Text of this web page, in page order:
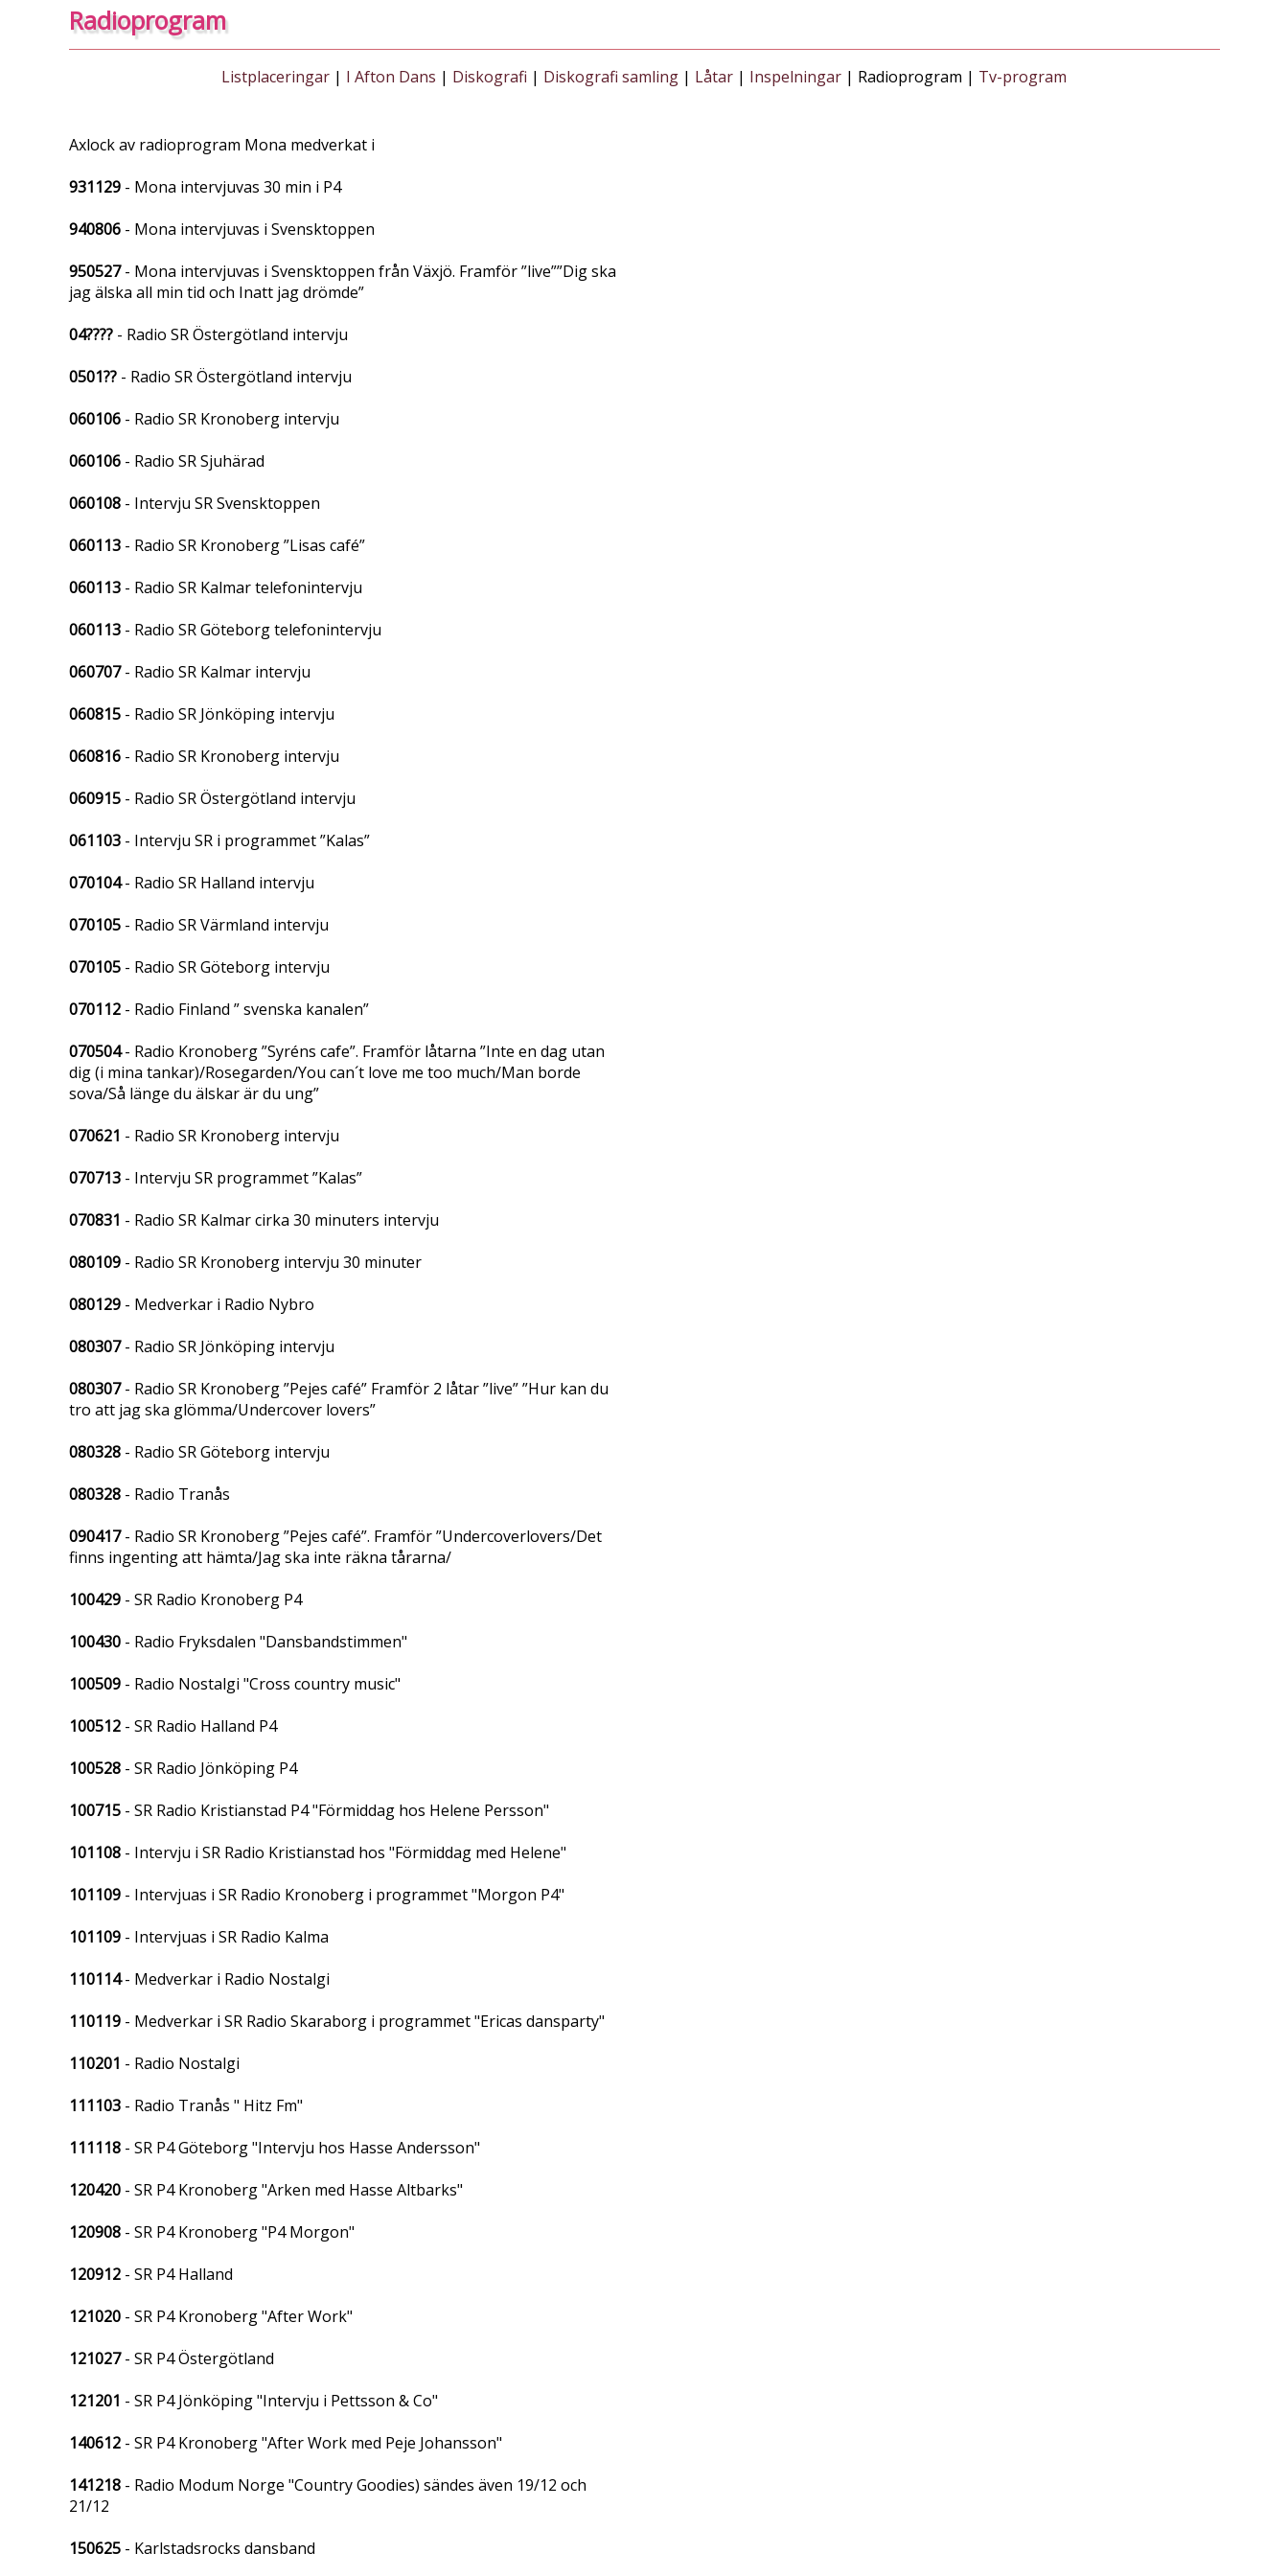
Radioprogram
Listplaceringar | I Afton Dans | Diskografi | Diskografi samling | Låtar | Inspelningar | Radioprogram | Tv-program
Axlock av radioprogram Mona medverkat i
931129- Mona intervjuvas 30 min i P4
940806- Mona intervjuvas i Svensktoppen
950527- Mona intervjuvas i Svensktoppen från Växjö. Framför ”live””Dig ska
jag älska all min tid och Inatt jag drömde”
04????- Radio SR Östergötland intervju
0501??- Radio SR Östergötland intervju
060106- Radio SR Kronoberg intervju
060106- Radio SR Sjuhärad
060108- Intervju SR Svensktoppen
060113- Radio SR Kronoberg ”Lisas café”
060113- Radio SR Kalmar telefonintervju
060113- Radio SR Göteborg telefonintervju
060707- Radio SR Kalmar intervju
060815- Radio SR Jönköping intervju
060816- Radio SR Kronoberg intervju
060915- Radio SR Östergötland intervju
061103- Intervju SR i programmet ”Kalas”
070104- Radio SR Halland intervju
070105- Radio SR Värmland intervju
070105- Radio SR Göteborg intervju
070112- Radio Finland ” svenska kanalen”
070504- Radio Kronoberg ”Syréns cafe”. Framför låtarna ”Inte en dag utan
dig (i mina tankar)/Rosegarden/You can´t love me too much/Man borde
sova/Så länge du älskar är du ung”
070621 - Radio SR Kronoberg intervju
070713- Intervju SR programmet ”Kalas”
070831 - Radio SR Kalmar cirka 30 minuters intervju
080109- Radio SR Kronoberg intervju 30 minuter
080129- Medverkar i Radio Nybro
080307- Radio SR Jönköping intervju
080307- Radio SR Kronoberg ”Pejes café” Framför 2 låtar ”live” ”Hur kan du
tro att jag ska glömma/Undercover lovers”
080328- Radio SR Göteborg intervju
080328- Radio Tranås
090417- Radio SR Kronoberg ”Pejes café”. Framför ”Undercoverlovers/Det
finns ingenting att hämta/Jag ska inte räkna tårarna/
100429- SR Radio Kronoberg P4
100430- Radio Fryksdalen "Dansbandstimmen"
100509- Radio Nostalgi "Cross country music"
100512- SR Radio Halland P4
100528- SR Radio Jönköping P4
100715- SR Radio Kristianstad P4 "Förmiddag hos Helene Persson"
101108- Intervju i SR Radio Kristianstad hos "Förmiddag med Helene"
101109- Intervjuas i SR Radio Kronoberg i programmet "Morgon P4"
101109- Intervjuas i SR Radio Kalma
110114- Medverkar i Radio Nostalgi
110119- Medverkar i SR Radio Skaraborg i programmet "Ericas dansparty"
110201 - Radio Nostalgi
111103- Radio Tranås " Hitz Fm"
111118- SR P4 Göteborg "Intervju hos Hasse Andersson"
120420- SR P4 Kronoberg "Arken med Hasse Altbarks"
120908- SR P4 Kronoberg "P4 Morgon"
120912- SR P4 Halland
121020- SR P4 Kronoberg "After Work"
121027- SR P4 Östergötland
121201 - SR P4 Jönköping "Intervju i Pettsson & Co"
140612- SR P4 Kronoberg "After Work med Peje Johansson"
141218- Radio Modum Norge "Country Goodies) sändes även 19/12 och
21/12
150625- Karlstadsrocks dansband